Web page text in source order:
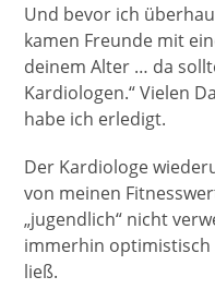
Und bevor ich
kamen Freunde mit
deinem Alter … da
Kardiologen.“ Vielen
habe ich erledigt.
Der Kardiologe
von meinen
„jugendlich“ nicht
immerhin optimistisch
ließ.